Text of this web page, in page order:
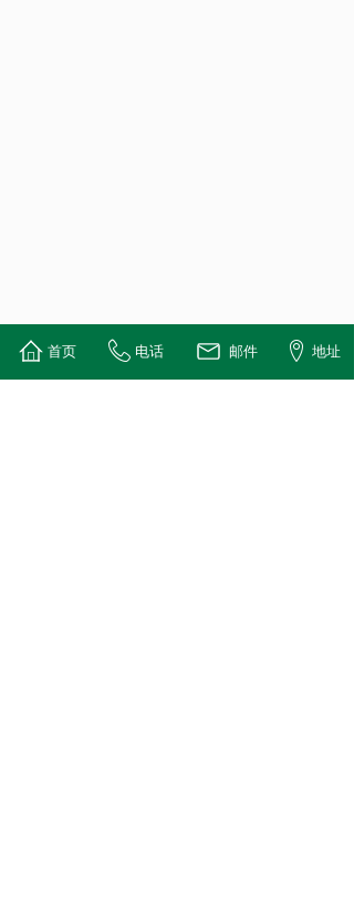
首页 电话 邮件 地址